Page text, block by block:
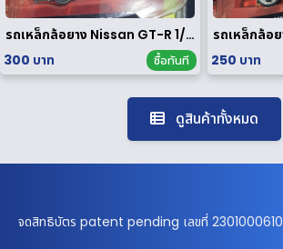
รถเหล็กล้อยาง Nissan GT-R 1/64
300 บาท
ซื้อทันที
250 บาท
ดูสินค้าทั้งหมด
จดสิทธิบัตร patent pending เลขที่ 2301000610